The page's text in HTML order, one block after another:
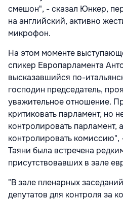
смешон", - сказал Юнкер,
на английский, активно
микрофон.
На этом моменте
спикер Европарламента
высказавшийся по-
господин председатель,
уважительное отношение.
критиковать парламент, но
контролировать парламент,
контролировать комиссию",
Таяни была встречена
присутствовавших в зале
"В зале пленарных
депутатов для контроля за